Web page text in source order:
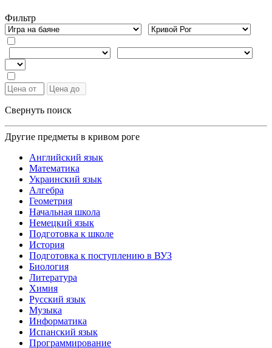
Фильтр
Свернуть поиск
Другие предметы в кривом роге
Английский язык
Математика
Украинский язык
Алгебра
Геометрия
Начальная школа
Немецкий язык
Подготовка к школе
История
Подготовка к поступлению в ВУЗ
Биология
Литература
Химия
Русский язык
Музыка
Информатика
Испанский язык
Программирование